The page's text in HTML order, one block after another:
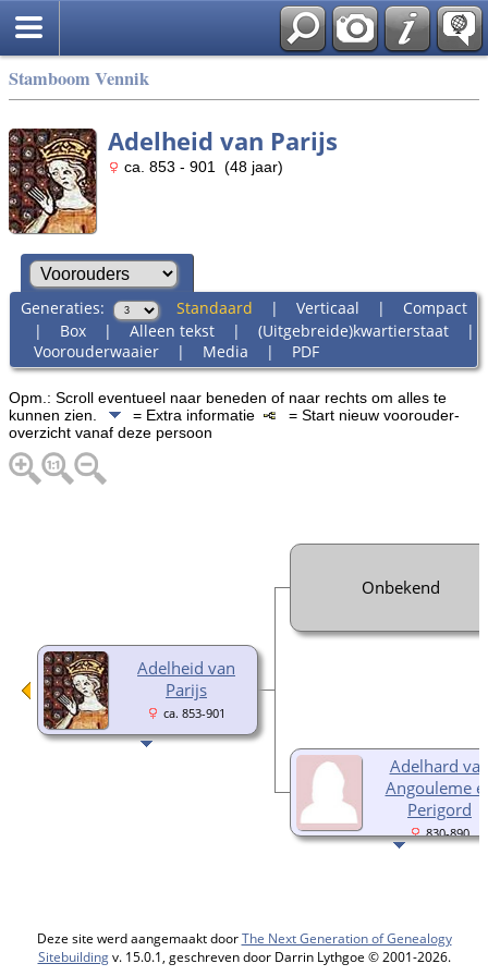
Stamboom Vennik
Adelheid van Parijs
ca. 853 - 901 (48 jaar)
Generaties: Standaard | Verticaal | Compact
| Box| Alleen tekst| (Uitgebreide)kwartierstaat|
Voorouderwaaier| Media | PDF
Opm.: Scroll eventueel naar beneden of naar rechts om alles te
kunnen zien.
= Extra informatie
= Start nieuw voorouder-
overzicht vanaf deze persoon
Adelheid van
Parijs
ca. 853-901
Onbekend
Adelhard
Angouleme
Perigord
830-890
Deze site werd aangemaakt doorThe Next Generation of Genealogy
Sitebuildingv. 15.0.1, geschreven door Darrin Lythgoe © 2001-2026.